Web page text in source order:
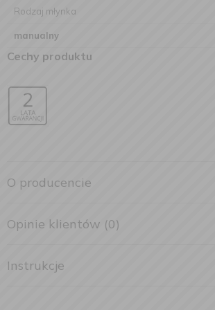
Rodzaj młynka
manualny
Cechy produktu
O producencie
Opinie klientów (0)
Instrukcje